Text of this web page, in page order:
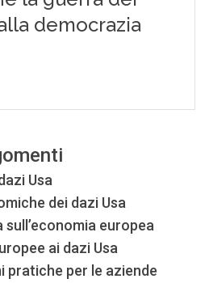
Usa
dei dazi Usa
europea
ai dazi Usa
pratiche per le aziende